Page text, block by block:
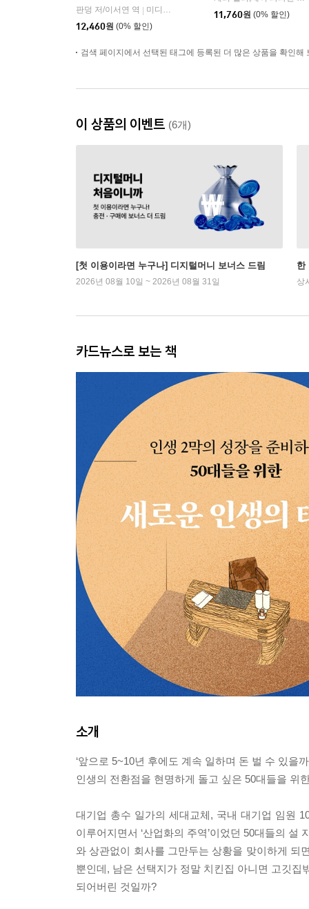
판덩 저/이서연 역 | 미디어숲
12,460원 (0% 할인)
11,760원 (0% 할인)
검색 페이지에서 선택된 태그에 등록된 더 많은 상품을 확인해
이 상품의 이벤트 (6개)
[첫 이용이라면 누구나] 디지털머니 보너스 드림
2026년 08월 10일 ~ 2026년 08월 31일
한
상
카드뉴스로 보는 책
소개
‘앞으로 5~10년 후에도 계속 일하며 돈 벌 수 있을까
인생의 전환점을 현명하게 돌고 싶은 50대들을 위
대기업 총수 일가의 세대교체, 국내 대기업 임원
이루어지면서 ‘산업화의 주역’이었던 50대들의
와 상관없이 회사를 그만두는 상황을 맞이하게 되
뿐인데, 남은 선택지가 정말 치킨집 아니면 고깃
되어버린 것일까?